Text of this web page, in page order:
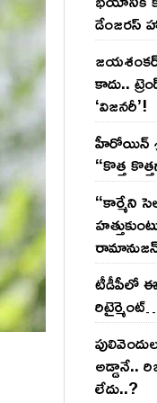
డేంజరస్
కాదు..
‘విజనరీ’!
హీరోయిన్
“కొత్త
“కార్మేని
టీడీపీలో
అడ్డానే..
లేదు..?